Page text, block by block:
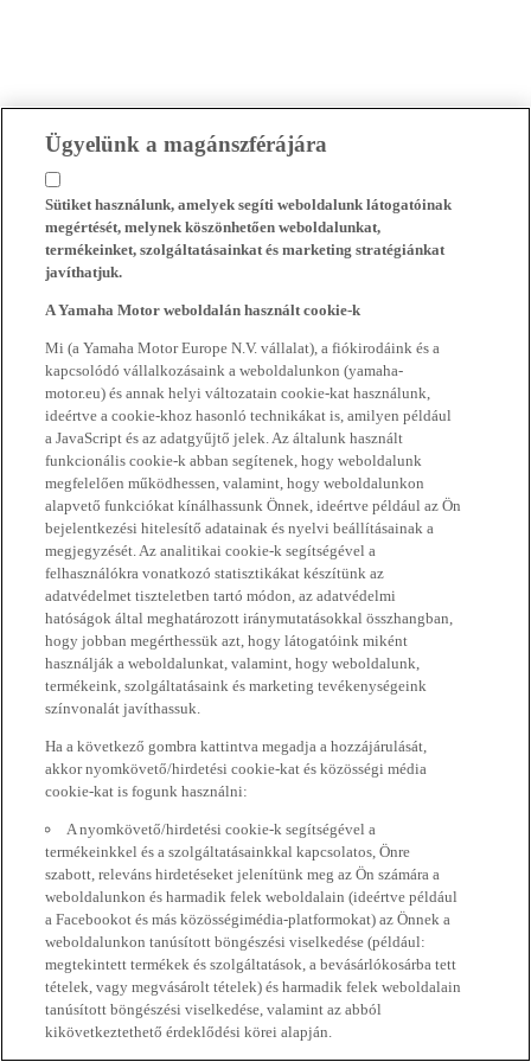
Ügyelünk a magánszférájára
Sütiket használunk, amelyek segíti weboldalunk látogatóinak
megértését, melynek köszönhetően weboldalunkat,
termékeinket, szolgáltatásainkat és marketing stratégiánkat
javíthatjuk.
A Yamaha Motor weboldalán használt cookie-k
Mi (a Yamaha Motor Europe N.V. vállalat), a fiókirodáink és a
kapcsolódó vállalkozásaink a weboldalunkon (yamaha-
motor.eu) és annak helyi változatain cookie-kat használunk,
ideértve a cookie-khoz hasonló technikákat is, amilyen például
a JavaScript és az adatgyűjtő jelek. Az általunk használt
funkcionális cookie-k abban segítenek, hogy weboldalunk
megfelelően működhessen, valamint, hogy weboldalunkon
alapvető funkciókat kínálhassunk Önnek, ideértve például az Ön
bejelentkezési hitelesítő adatainak és nyelvi beállításainak a
megjegyzését. Az analitikai cookie-k segítségével a
felhasználókra vonatkozó statisztikákat készítünk az
adatvédelmet tiszteletben tartó módon, az adatvédelmi
hatóságok által meghatározott iránymutatásokkal összhangban,
hogy jobban megérthessük azt, hogy látogatóink miként
használják a weboldalunkat, valamint, hogy weboldalunk,
termékeink, szolgáltatásaink és marketing tevékenységeink
színvonalát javíthassuk.
Ha a következő gombra kattintva megadja a hozzájárulását,
akkor nyomkövető/hirdetési cookie-kat és közösségi média
cookie-kat is fogunk használni:
A nyomkövető/hirdetési cookie-k segítségével a
termékeinkkel és a szolgáltatásainkkal kapcsolatos, Önre
szabott, releváns hirdetéseket jelenítünk meg az Ön számára a
weboldalunkon és harmadik felek weboldalain (ideértve például
a Facebookot és más közösségimédia-platformokat) az Önnek a
weboldalunkon tanúsított böngészési viselkedése (például:
megtekintett termékek és szolgáltatások, a bevásárlókosárba tett
tételek, vagy megvásárolt tételek) és harmadik felek weboldalain
tanúsított böngészési viselkedése, valamint az abból
kikövetkeztethető érdeklődési körei alapján.